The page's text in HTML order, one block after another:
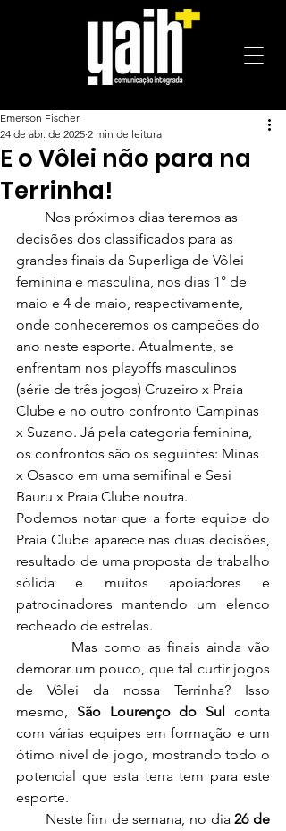
E o Vôlei não para na
Terrinha!
Emerson Fischer
24 de abr. de 2025 2 min de leitura
decisões dos classificados para as
grandes finais da Superliga de Vôlei
feminina e masculina, nos dias 1° de
maio e 4 de maio, respectivamente,
onde conheceremos os campeões do
ano neste esporte. Atualmente, se
enfrentam nos playoffs masculinos
(série de três jogos) Cruzeiro x Praia
Clube e no outro confronto Campinas
x Suzano. Já pela categoria feminina,
os confrontos são os seguintes: Minas
x Osasco em uma semifinal e Sesi
Bauru x Praia Clube noutra.
Podemos notar que a forte equipe do
Praia Clube aparece nas duas decisões,
resultado de uma proposta de trabalho
sólida e muitos apoiadores e
patrocinadores mantendo um elenco
recheado de estrelas.
Mas como as finais ainda vão
demorar um pouco, que tal curtir jogos
de Vôlei da nossa Terrinha? Isso
mesmo, São Lourenço do Sul conta
com várias equipes em formação e um
ótimo nível de jogo, mostrando todo o
potencial que esta terra tem para este
esporte.
Neste fim de semana, no dia 26 de